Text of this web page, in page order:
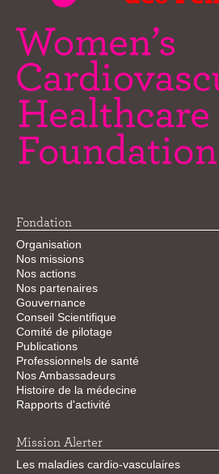
Fondation
Organisation
Nos missions
Nos actions
Nos partenaires
Gouvernance
Conseil Scientifique
Comité de pilotage
Publications
Professionnels de santé
Nos Ambassadeurs
Histoire de la médecine
Rapports d'activité
Mission Alerter
Les maladies cardio-vasculaires